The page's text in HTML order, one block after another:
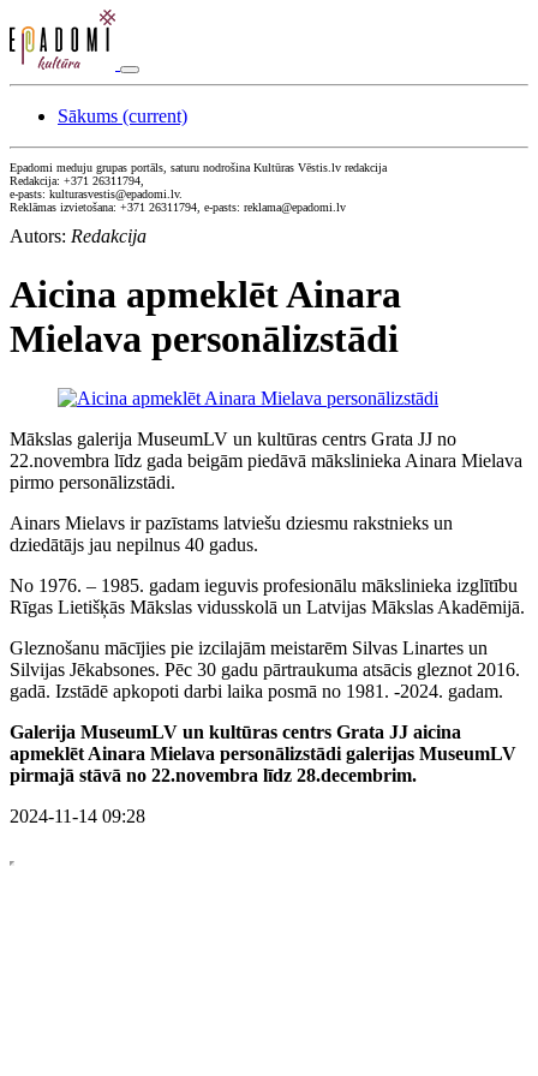
Sākums (current)
Epadomi meduju grupas portāls, saturu nodrošina Kultūras Vēstis.lv redakcija
Redakcija: +371 26311794,
e-pasts: kulturasvestis@epadomi.lv.
Reklāmas izvietošana: +371 26311794, e-pasts: reklama@epadomi.lv
Autors: Redakcija
Aicina apmeklēt Ainara
Mielava personālizstādi
Mākslas galerija MuseumLV un kultūras centrs Grata JJ no
22.novembra līdz gada beigām piedāvā mākslinieka Ainara Mielava
pirmo personālizstādi.
Ainars Mielavs ir pazīstams latviešu dziesmu rakstnieks un
dziedātājs jau nepilnus 40 gadus.
No 1976. – 1985. gadam ieguvis profesionālu mākslinieka izglītību
Rīgas Lietišķās Mākslas vidusskolā un Latvijas Mākslas Akadēmijā.
Gleznošanu mācījies pie izcilajām meistarēm Silvas Linartes un
Silvijas Jēkabsones. Pēc 30 gadu pārtraukuma atsācis gleznot 2016.
gadā. Izstādē apkopoti darbi laika posmā no 1981. -2024. gadam.
Galerija MuseumLV un kultūras centrs Grata JJ aicina
apmeklēt Ainara Mielava personālizstādi galerijas MuseumLV
pirmajā stāvā no 22.novembra līdz 28.decembrim.
2024-11-14 09:28